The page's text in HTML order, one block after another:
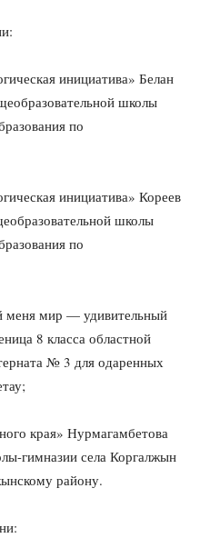
инициатива» Белан
школы
по
инициатива» Кореев
школы
по
мир — удивительный
8 класса областной
№ 3 для одаренных
края» Нурмагамбетова
гимназии села Коргалжын
району.